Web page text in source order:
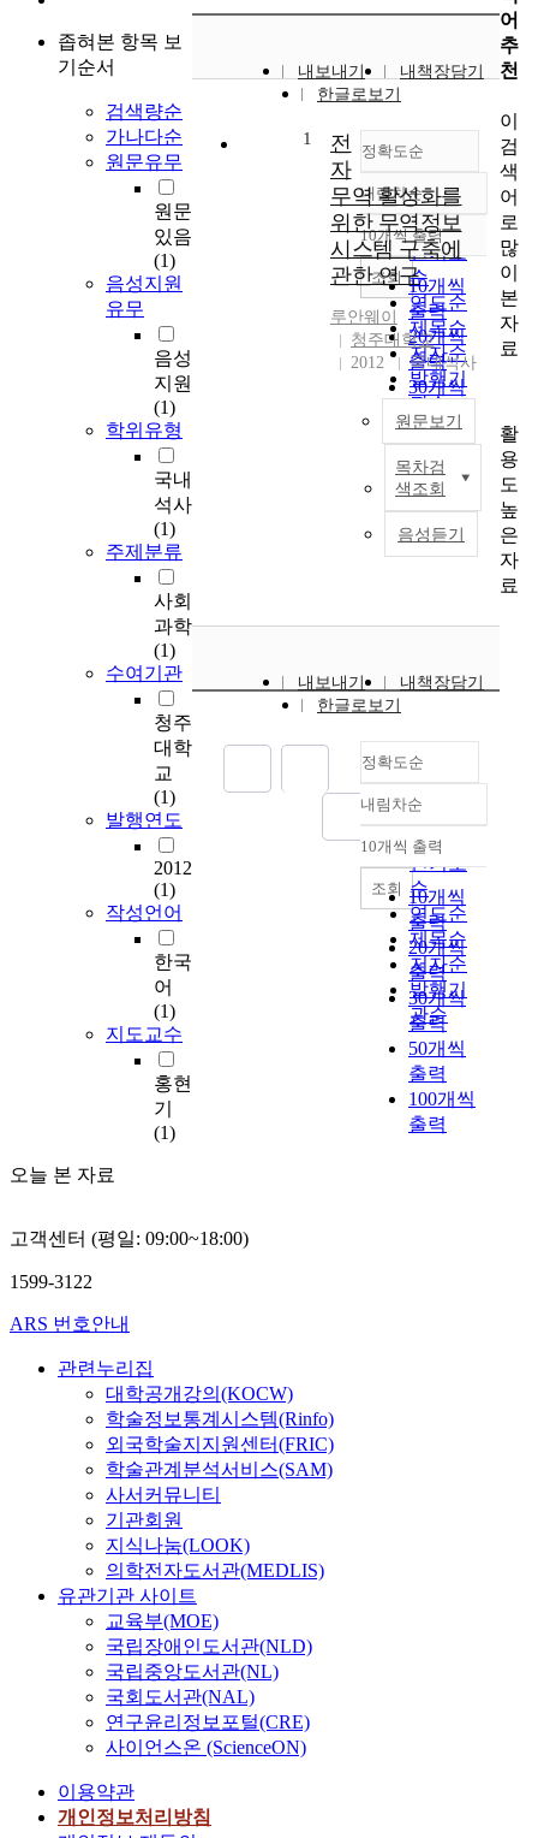
좁혀본 항목 보
기순서
검색량순
가나다순
원문유무
원문
있음
(1)
음성지원
유무
음성
지원
(1)
학위유형
국내
석사
(1)
주제분류
사회
과학
(1)
수여기관
청주
대학
교
(1)
발행연도
2012
(1)
작성언어
한국
어
(1)
지도교수
홍현
기
(1)
오늘 본 자료
내보내기
내책장담기
한글로보기
정확도순
정확도
순
인기도
순
연도순
제목순
저자순
발행기
관순
내림차순
내림차순
10개씩 출력
10개씩
출력
20개씩
출력
30개씩
출력
50개씩
출력
100개씩
출력
조회
1
전
자
무역 활성화를
위한 무역정보
시스템 구축에
관한 연구
루안웨이
청주대학교
2012
국내석사
원문보기
목차검
색조회
음성듣기
급
급
내보내기
내책장담기
한글로보기
정확도순
정확도
순
인기도
순
연도순
제목순
저자순
발행기
관순
내림차순
내림차순
10개씩 출력
10개씩
출력
20개씩
출력
30개씩
출력
50개씩
출력
100개씩
출력
조회
어
추
천
이
검
색
어
로
많
이
본
자
료
활
용
도
높
은
자
료
고객센터 (평일: 09:00~18:00)
1599-3122
ARS 번호안내
관련누리집
대학공개강의(KOCW)
학술정보통계시스템(Rinfo)
외국학술지지원센터(FRIC)
학술관계분석서비스(SAM)
사서커뮤니티
기관회원
지식나눔(LOOK)
의학전자도서관(MEDLIS)
유관기관 사이트
교육부(MOE)
국립장애인도서관(NLD)
국립중앙도서관(NL)
국회도서관(NAL)
연구윤리정보포털(CRE)
사이언스온 (ScienceON)
이용약관
개인정보처리방침